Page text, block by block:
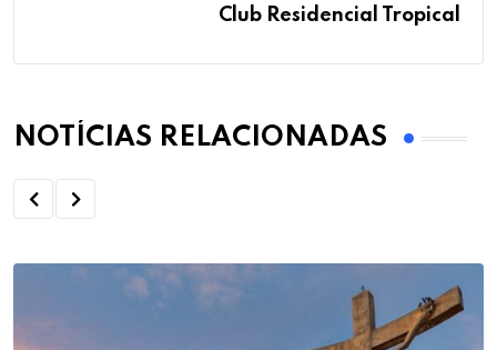
Club Residencial Tropical
NOTÍCIAS RELACIONADAS